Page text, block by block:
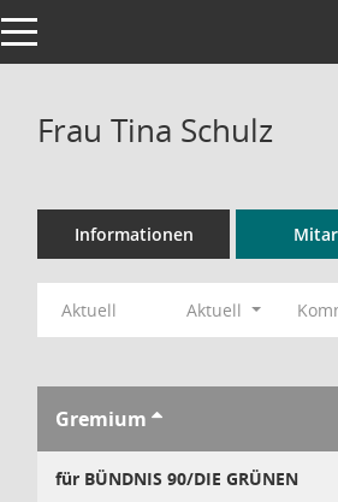
Toggle navigation
Frau Tina Schulz
Informationen
Aktuell Aktuell
Gremium
für BÜNDNIS 90/DIE GRÜNEN